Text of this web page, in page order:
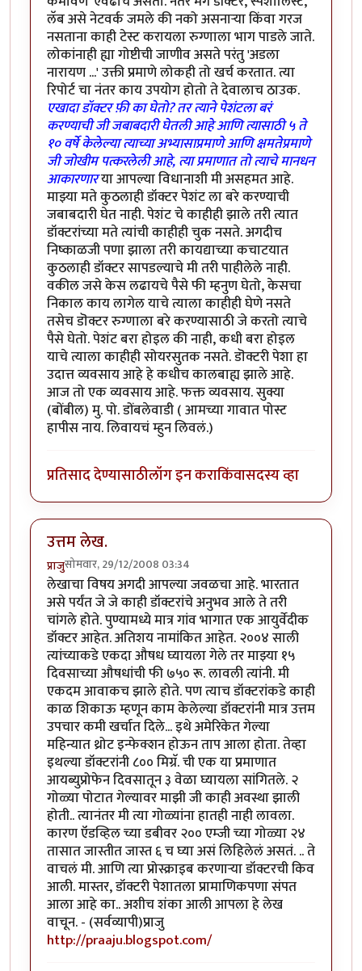
लॅब असे नेटवर्क जमले की नको असनार्‍या किंवा गरज
नसताना काही टेस्ट करायला रुग्णाला भाग पाडले जाते.
लोकांनाही ह्या गोष्टीची जाणीव असते परंतु 'अडला
नारायण ...' उक्ती प्रमाणे लोकही तो खर्च करतात. त्या
रिपोर्ट चा नंतर काय उपयोग होतो ते देवालाच ठाउक.
एखादा डॉक्टर फ़ी का घेतो? तर त्याने पेशंटला बरं
करण्याची जी जबाबदारी घेतली आहे आणि त्यासाठी ५ ते
१० वर्षे केलेल्या त्याच्या अभ्यासाप्रमाणे आणि क्षमतेप्रमाणे
जी जोखीम पत्करलेली आहे, त्या प्रमाणात तो त्याचे मानधन
आकारणारया आपल्या विधानाशी मी असहमत आहे.
माझ्या मते कुठलाही डॉक्टर पेशंट ला बरे करण्याची
जबाबदारी घेत नाही. पेशंट चे काहीही झाले तरी त्यात
डॉक्टरांच्या मते त्यांची काहीही चुक नसते. अगदीच
निष्काळजी पणा झाला तरी कायद्याच्या कचाटयात
कुठलाही डॉक्टर सापडल्याचे मी तरी पाहीलेले नाही.
वकील जसे केस लढायचे पैसे फी म्हनुण घेतो, केसचा
निकाल काय लागेल याचे त्याला काहीही घेणे नसते
तसेच डॊक्टर रुग्णाला बरे करण्यासाठी जे करतो त्याचे
पैसे घेतो. पेशंट बरा होइल की नाही, कधी बरा होइल
याचे त्याला काहीही सोयरसुतक नसते. डॊक्टरी पेशा हा
उदात्त व्यवसाय आहे हे कधीच कालबाह्य झाले आहे.
आज तो एक व्यवसाय आहे. फक्त व्यवसाय. सुक्या
(बोंबील) मु. पो. डोंबलेवाडी ( आमच्या गावात पोस्ट
हापीस नाय. लिवायचं म्हुन लिवलं.)
प्रतिसाद देण्यासाठीलॉग इन कराकिंवासदस्य व्हा
उत्तम लेख.
प्राजुसोमवार, 29/12/2008 03:34
लेखाचा विषय अगदी आपल्या जवळचा आहे. भारतात
असे पर्यंत जे जे काही डॉक्टरांचे अनुभव आले ते तरी
चांगले होते. पुण्यामध्ये मात्र गांव भागात एक आयुर्वेदीक
डॉक्टर आहेत. अतिशय नामांकित आहेत. २००४ साली
त्यांच्याकडे एकदा औषध घ्यायला गेले तर माझ्या १५
दिवसाच्या औषधांची फी ७५० रू. लावली त्यांनी. मी
एकदम आवाकच झाले होते. पण त्याच डॉक्टरांकडे काही
काळ शिकाऊ म्हणून काम केलेल्या डॉक्टरांनी मात्र उत्तम
उपचार कमी खर्चात दिले... इथे अमेरिकेत गेल्या
महिन्यात थ्रोट इन्फेक्शन होऊन ताप आला होता. तेव्हा
इथल्या डॉक्टरांनी ८०० मिग्रॅ. ची एक या प्रमाणात
आयब्युप्रोफेन दिवसातून ३ वेळा घ्यायला सांगितले. २
गोळ्या पोटात गेल्यावर माझी जी काही अवस्था झाली
होती.. त्यानंतर मी त्या गोळ्यांना हातही नाही लावला.
कारण ऍडव्हिल च्या डबीवर २०० एम्जी च्या गोळ्या २४
तासात जास्तीत जास्त ६ च घ्या असं लिहिलेलं असतं. .. ते
वाचलं मी. आणि त्या प्रोस्क्राइब करणार्‍या डॉक्टरची किव
आली. मास्तर, डॉक्टरी पेशातला प्रामाणिकपणा संपत
आला आहे का.. अशीच शंका आली आपला हे लेख
वाचून. - (सर्वव्यापी)प्राजु
http://praaju.blogspot.com/